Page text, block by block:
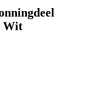
Wit